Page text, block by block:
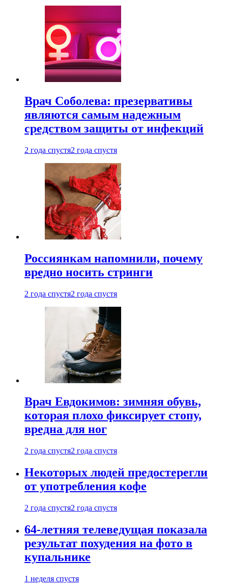
Врач Соболева: презервативы
являются самым надежным
средством защиты от инфекций
2 года спустя2 года спустя
Россиянкам напомнили, почему
вредно носить стринги
2 года спустя2 года спустя
Врач Евдокимов: зимняя обувь,
которая плохо фиксирует стопу,
вредна для ног
2 года спустя2 года спустя
Некоторых людей предостерегли
от употребления кофе
2 года спустя2 года спустя
64-летняя телеведущая показала
результат похудения на фото в
купальнике
1 неделя спустя